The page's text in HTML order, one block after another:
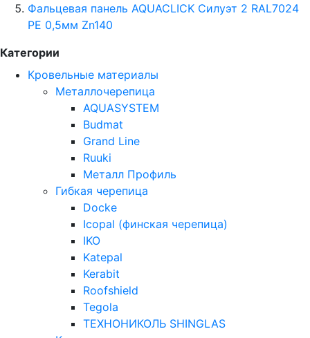
Фальцевая панель AQUACLICK Силуэт 2 RAL7024
PE 0,5мм Zn140
Категории
Кровельные материалы
Металлочерепица
AQUASYSTEM
Budmat
Grand Line
Ruuki
Металл Профиль
Гибкая черепица
Docke
Icopal (финская черепица)
IKO
Katepal
Kerabit
Roofshield
Tegola
ТЕХНОНИКОЛЬ SHINGLAS